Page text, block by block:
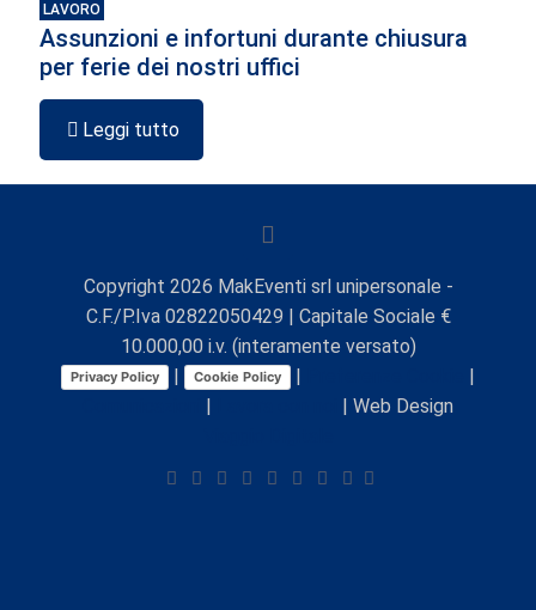
LAVORO
Assunzioni e infortuni durante chiusura
per ferie dei nostri uffici
Leggi tutto
Copyright 2026 MakEventi srl unipersonale -
C.F./P.Iva 02822050429 | Capitale Sociale €
10.000,00 i.v. (interamente versato)
Privacy Policy Cookie Policy
| Web Design